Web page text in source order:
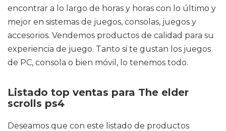
encontrar a lo largo de horas y horas con lo último y
mejor en sistemas de juegos, consolas, juegos y
accesorios. Vendemos productos de calidad para su
experiencia de juego. Tanto si te gustan los juegos
de PC, consola o bien móvil, lo tenemos todo.
Listado top ventas para The elder
scrolls ps4
Deseamos que con este listado de productos